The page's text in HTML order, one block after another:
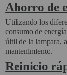
Ahorro de
Utilizando los
consumo de
últil de la lampara,
mantenimiento.
Reinicio